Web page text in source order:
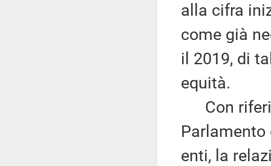
alla cifra
come già
il 2019, di
equità.
Con
enti, la